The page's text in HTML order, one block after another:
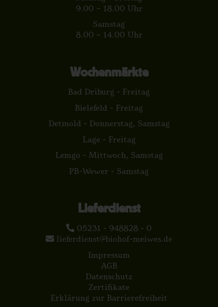
9.00 – 18.00 Uhr
Samstag
8.00 – 14.00 Uhr
Wochenmärkte
Bad Driburg - Freitag
Bielefeld - Freitag
Detmold - Donnerstag, Samstag
Lage - Freitag
Lemgo - Mittwoch, Samstag
PB-Wewer - Samstag
Lieferdienst
05231 - 948828 - 0
lieferdienst@biohof-meiwes.de
Impressum
AGB
Datenschutz
Zertifikate
Erklärung zur Barrierefreiheit